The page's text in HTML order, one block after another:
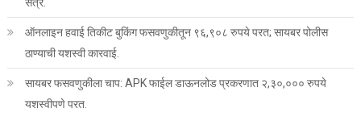
सत्र.
ऑनलाइन हवाई तिकीट बुकिंग फसवणुकीतून ९६,९०८ रुपये परत; सायबर पोलीस
ठाण्याची यशस्वी कारवाई.
सायबर फसवणुकीला चाप: APK फाईल डाऊनलोड प्रकरणात २,३०,००० रुपये
यशस्वीपणे परत.